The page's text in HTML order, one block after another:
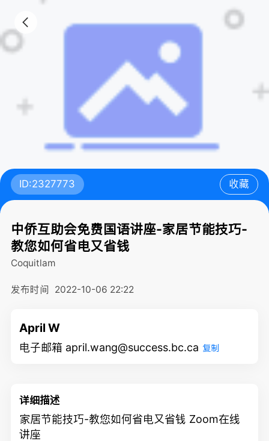
ID:2327773 收藏
中侨互助会免费国语讲座-家居节能技巧-
教您如何省电又省钱
Coquitlam
发布时间 2022-10-06 22:22
April W
电子邮箱 april.wang@success.bc.ca 复制
详细描述
家居节能技巧-教您如何省电又省钱 Zoom在线
讲座